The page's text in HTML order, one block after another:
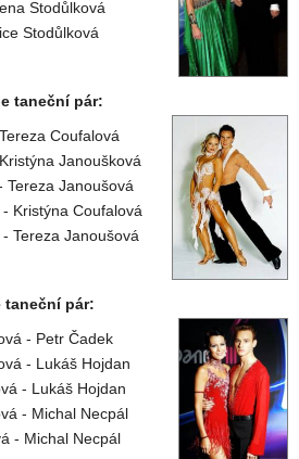
Stodůlková
Stodůlková
taneční pár:
Coufalová
Janoušková
Tereza Janoušová
Kristýna Coufalová
Tereza Janoušová
taneční pár:
- Petr Čadek
- Lukáš Hojdan
- Lukáš Hojdan
- Michal Necpál
- Michal Necpál